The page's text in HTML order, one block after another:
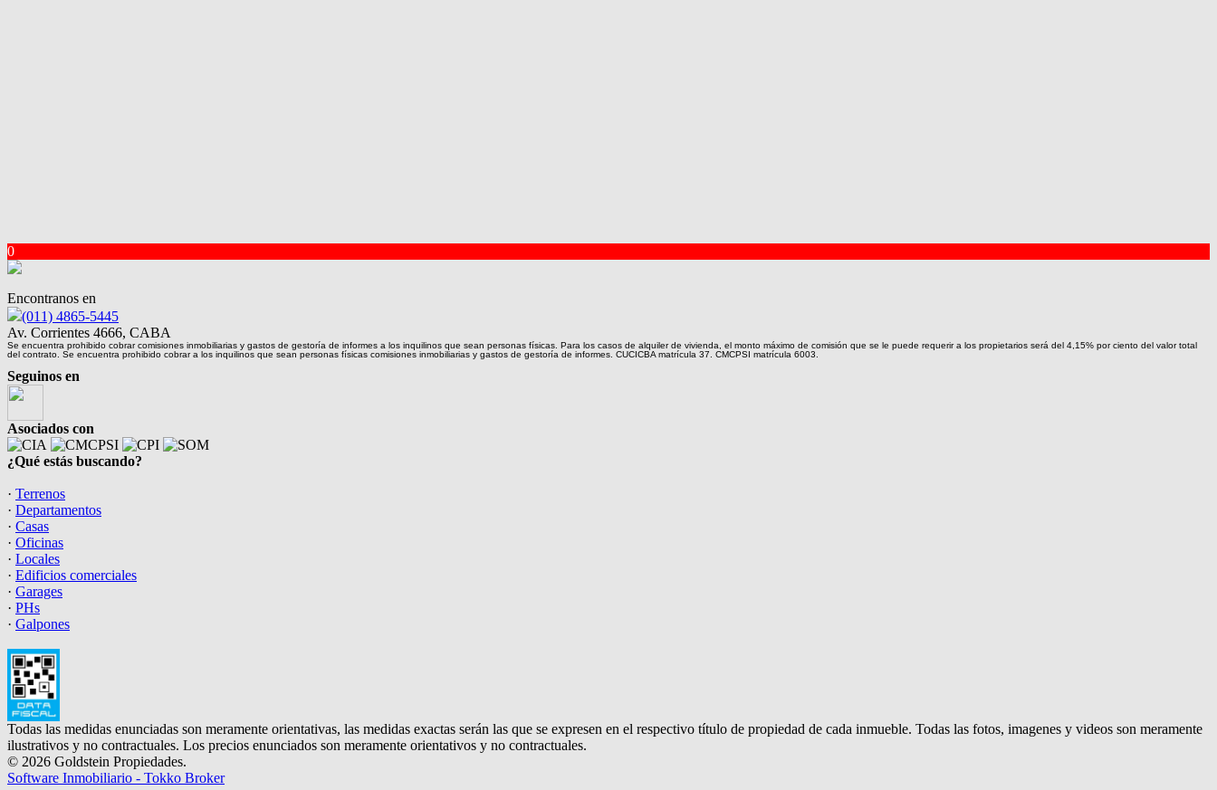
0
Encontranos en
(011) 4865-5445
Av. Corrientes 4666, CABA
Se encuentra prohibido cobrar comisiones inmobiliarias y gastos de gestoría de informes a los inquilinos que sean personas físicas. Para los casos de alquiler de vivienda, el monto máximo de comisión que se le puede requerir a los propietarios será del 4,15% por ciento del valor total
del contrato. Se encuentra prohibido cobrar a los inquilinos que sean personas físicas comisiones inmobiliarias y gastos de gestoría de informes. CUCICBA matrícula 37. CMCPSI matrícula 6003.
Seguinos en
Asociados con
¿Qué estás buscando?
· Terrenos
· Departamentos
· Casas
· Oficinas
· Locales
· Edificios comerciales
· Garages
· PHs
· Galpones
Todas las medidas enunciadas son meramente orientativas, las medidas exactas serán las que se expresen en el respectivo título de propiedad de cada inmueble. Todas las fotos, imagenes y videos son meramente
ilustrativos y no contractuales. Los precios enunciados son meramente orientativos y no contractuales.
© 2026 Goldstein Propiedades.
Software Inmobiliario - Tokko Broker